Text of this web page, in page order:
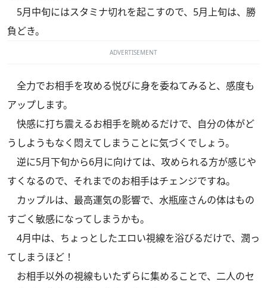
5月中旬にはスタミナ切れを起こすので、5月上旬は、勝
負どき。
ADVERTISEMENT
全力でお相手を攻める悦びに身を委ねてみると、感度も
アップします。
快感に打ち震えるお相手を眺めるだけで、自分の体がど
うしようもなく悶えてしまうことに気づくでしょう。
逆に5月下旬から6月に向けては、攻められる方が感じや
すくなるので、それまでのお相手はチェンジですね。
カップルは、最高運気の影響で、水瓶座さんの体はもの
すごく敏感になってしまうかも。
4月中は、ちょっとしたエロい視線を浴びるだけで、潤っ
てしまうほど！
お相手以外の視線もいたずらに集めることで、二人のセ